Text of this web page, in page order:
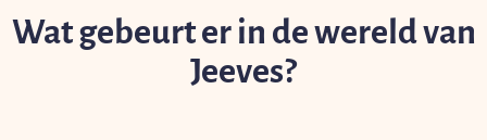
Wat gebeurt er in de wereld van
Jeeves?